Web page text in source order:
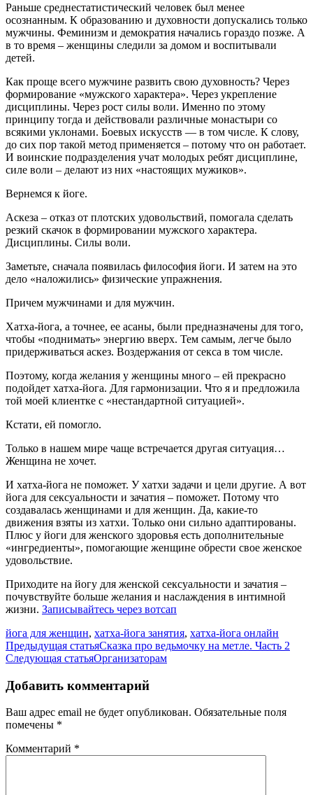
Раньше среднестатистический человек был менее
осознанным. К образованию и духовности допускались только
мужчины. Феминизм и демократия начались гораздо позже. А
в то время – женщины следили за домом и воспитывали
детей.
Как проще всего мужчине развить свою духовность? Через
формирование «мужского характера». Через укрепление
дисциплины. Через рост силы воли. Именно по этому
принципу тогда и действовали различные монастыри со
всякими уклонами. Боевых искусств — в том числе. К слову,
до сих пор такой метод применяется – потому что он работает.
И воинские подразделения учат молодых ребят дисциплине,
силе воли – делают из них «настоящих мужиков».
Вернемся к йоге.
Аскеза – отказ от плотских удовольствий, помогала сделать
резкий скачок в формировании мужского характера.
Дисциплины. Силы воли.
Заметьте, сначала появилась философия йоги. И затем на это
дело «наложились» физические упражнения.
Причем мужчинами и для мужчин.
Хатха-йога, а точнее, ее асаны, были предназначены для того,
чтобы «поднимать» энергию вверх. Тем самым, легче было
придерживаться аскез. Воздержания от секса в том числе.
Поэтому, когда желания у женщины много – ей прекрасно
подойдет хатха-йога. Для гармонизации. Что я и предложила
той моей клиентке с «нестандартной ситуацией».
Кстати, ей помогло.
Только в нашем мире чаще встречается другая ситуация…
Женщина не хочет.
И хатха-йога не поможет. У хатхи задачи и цели другие. А вот
йога для сексуальности и зачатия – поможет. Потому что
создавалась женщинами и для женщин. Да, какие-то
движения взяты из хатхи. Только они сильно адаптированы.
Плюс у йоги для женского здоровья есть дополнительные
«ингредиенты», помогающие женщине обрести свое женское
удовольствие.
Приходите на йогу для женской сексуальности и зачатия –
почувствуйте больше желания и наслаждения в интимной
жизни. Записывайтесь через вотсап
йога для женщин, хатха-йога занятия, хатха-йога онлайн
Навигация
по
записям
Предыдущая статьяСказка про ведьмочку на метле. Часть 2
Следующая статьяОрганизаторам
Добавить комментарий
Ваш адрес email не будет опубликован. Обязательные поля
помечены *
Комментарий *